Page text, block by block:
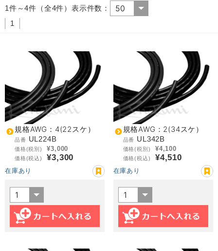
1件～4件（全4件）表示件数：
1
規格AWG：4(22スケ）
品番 UL224B
価格(税別) ¥3,000
価格(税込) ¥3,300
在庫あり
規格AWG：2(34スケ）
品番 UL342B
価格(税別) ¥4,100
価格(税込) ¥4,510
在庫あり